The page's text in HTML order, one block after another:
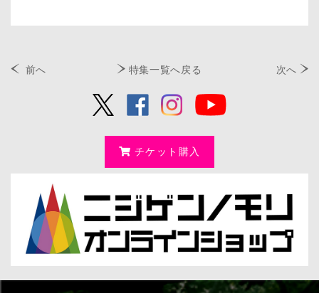
前へ 特集一覧へ戻る 次へ
チケット購入